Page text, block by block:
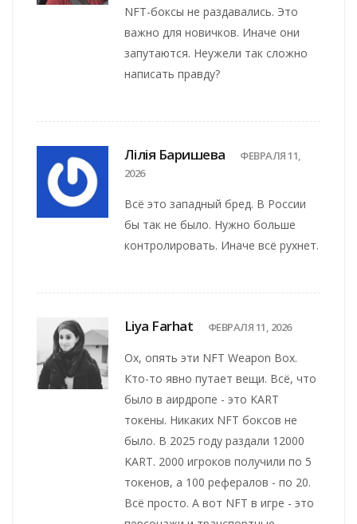
NFT-боксы не раздавались. Это
важно для новичков. Иначе они
запутаются. Неужели так сложно
написать правду?
Лілія Баришева
ФЕВРАЛЯ 11,
2026
Всё это западный бред. В России
бы так не было. Нужно больше
контролировать. Иначе всё рухнет.
Liya Farhat ФЕВРАЛЯ 11, 2026
Ох, опять эти NFT Weapon Box.
Кто-то явно путает вещи. Всё, что
было в аирдропе - это KART
токены. Никаких NFT боксов не
было. В 2025 году раздали 12000
KART. 2000 игроков получили по 5
токенов, а 100 рефералов - по 20.
Всё просто. А вот NFT в игре - это